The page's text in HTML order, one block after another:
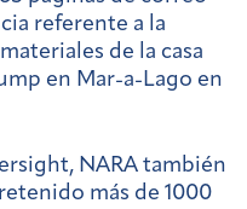
referente a la
de la casa
en Mar-a-Lago en
NARA también
más de 1000